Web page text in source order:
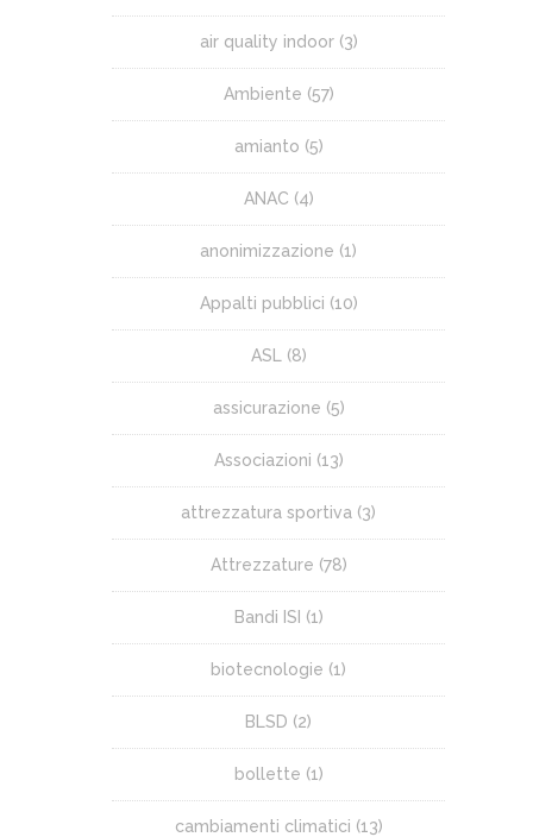
air quality indoor(3)
Ambiente (57)
amianto (5)
ANAC (4)
anonimizzazione (1)
Appalti pubblici (10)
ASL (8)
assicurazione (5)
Associazioni (13)
attrezzatura sportiva (3)
Attrezzature (78)
Bandi ISI (1)
biotecnologie (1)
BLSD (2)
bollette (1)
cambiamenti climatici (13)